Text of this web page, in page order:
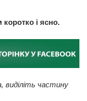
коротко і ясно.
виділіть частину